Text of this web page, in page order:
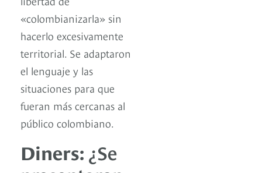
«colombianizarla» sin
hacerlo excesivamente
territorial. Se adaptaron
el lenguaje y las
situaciones para que
fueran más cercanas al
público colombiano.
Diners: ¿Se